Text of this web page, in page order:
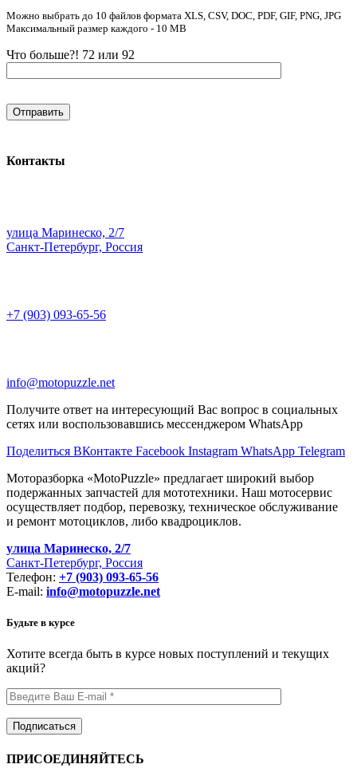
Можно выбрать до 10 файлов формата XLS, CSV, DOC, PDF, GIF, PNG, JPG
Максимальный размер каждого - 10 MB
Что больше?! 72 или 92
Контакты
улица Маринеско, 2/7
Санкт-Петербург, Россия
+7 (903) 093-65-56
info@motopuzzle.net
Получите ответ на интересующий Вас вопрос в социальных
сетях или воспользовавшись мессенджером WhatsApp
Поделиться ВКонтакте Facebook Instagram WhatsApp Telegram
Моторазборка «MotoPuzzle» предлагает широкий выбор
подержанных запчастей для мототехники. Наш мотосервис
осуществляет подбор, перевозку, техническое обслуживание
и ремонт мотоциклов, либо квадроциклов.
улица Маринеско, 2/7
Санкт-Петербург, Россия
Телефон: +7 (903) 093-65-56
E-mail: info@motopuzzle.net
Будьте в курсе
Хотите всегда быть в курсе новых поступлений и текущих
акций?
ПРИСОЕДИНЯЙТЕСЬ